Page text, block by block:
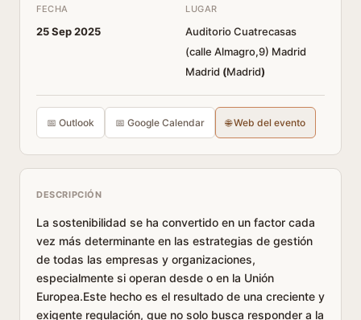
FECHA
25 Sep 2025
LUGAR
Auditorio Cuatrecasas
(calle Almagro,9) Madrid
Madrid (Madrid)
📅 Outlook 📅 Google Calendar 🌐 Web del evento
DESCRIPCIÓN
La sostenibilidad se ha convertido en un factor cada
vez más determinante en las estrategias de gestión
de todas las empresas y organizaciones,
especialmente si operan desde o en la Unión
Europea.Este hecho es el resultado de una creciente y
exigente regulación, que no solo busca responder a la